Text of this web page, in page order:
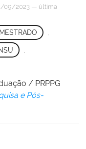
09/2023 — última
MESTRADO
/ PRPPG
e Pós-